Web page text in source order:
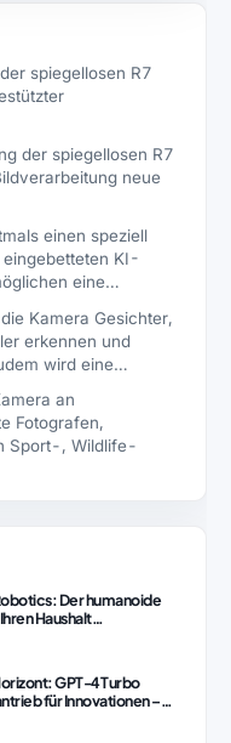
spiegellosen R7
der spiegellosen R7
neue
einen speziell
KI-
eine…
Kamera Gesichter,
erkennen und
wird eine…
an
Fotografen,
Sport-, Wildlife-
Der humanoide
Haushalt
GPT-4 Turbo
für Innovationen –